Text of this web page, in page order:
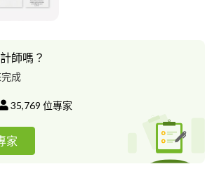
家用壺設計比賽銅獎 專業經歷 ．
師嗎？
成
35,769 位專家
家